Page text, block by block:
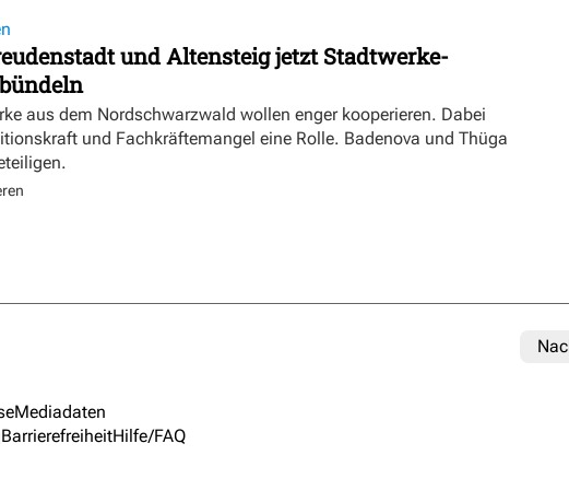
und Altensteig jetzt Stadtwerke-
aus dem Nordschwarzwald wollen enger kooperieren. Dabei
und Fachkräftemangel eine Rolle. Badenova und Thüga
Mediadaten
BarrierefreiheitHilfe/FAQ